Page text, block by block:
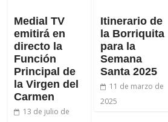
Medial TV
emitirá en
directo la
Función
Principal de
la Virgen del
Carmen
13 de julio de
Itinerario de
la Borriquita
para la
Semana
Santa 2025
11 de marzo de
2025